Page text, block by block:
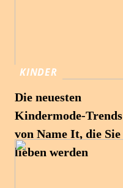
KINDER
Die neuesten
Kindermode-Trends
von Name It, die Sie
lieben werden